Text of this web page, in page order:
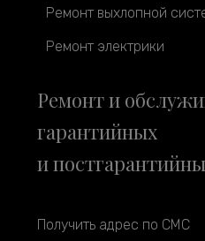
Ремонт выхлопной
Ремонт электрики
Ремонт и
гарантийных
и
Получить адрес по СМС